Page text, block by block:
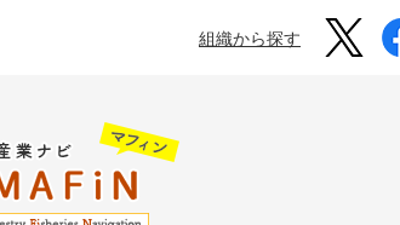
組織から探す